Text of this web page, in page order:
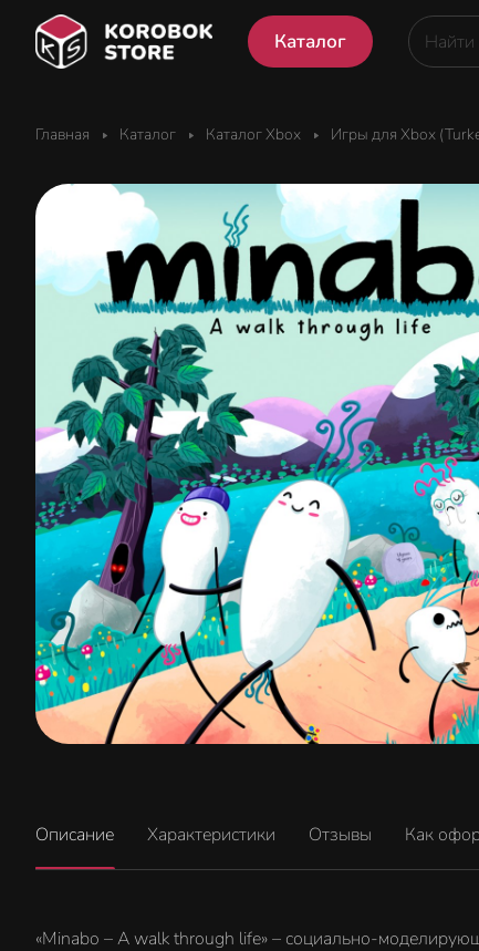
Каталог
Главная Каталог Каталог Xbox Игры для Xbox
Описание Характеристики Отзывы Как
«Minabo – A walk through life» – социально-